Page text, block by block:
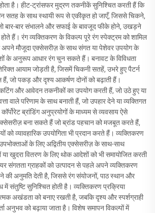
है। हीट-ट्रांसफर मुद्रण तकनीकें सुनिश्चित करती हैं कि
सतह के साथ स्थायी रूप से एकीकृत हो जाएँ, जिससे चिकने,
बार-बार संभालने और सफाई के बावजूद फीके होने, उखड़ने
होते हैं। रंग व्यक्तिकरण के विकल्प पूरे रंग स्पेक्ट्रम को शामिल
अपने मौजूदा एक्सेसरीज़ के साथ संगत या पेशेवर उपयोग के
के अनुरूप आधार रंग चुन सकते हैं। बनावट के विविधता
आयाम जोड़ती है, जिसमें चिकनी सतहें, उभरे हुए पैटर्न
हैं, जो पकड़ और दृश्य आकर्षण दोनों को बढ़ाती हैं।
कटिंग और आवेदन तकनीकों का उपयोग करती हैं, जो उठे हुए या
वाले परिणाम के साथ बनाती हैं, जो उपहार देने या व्यक्तिगत
ब्रांडिंग अनुप्रयोगों के माध्यम से व्यवसाय ऐसे
बना सकते हैं जो ब्रांड पहचान को मजबूत करते हैं,
को व्यावहारिक उपयोगिता भी प्रदान करते हैं। व्यक्तिकरण
के लिए अद्वितीय एक्सेसरीज़ के साथ-साथ
या खुदरा वितरण के लिए थोक आदेशों को भी समायोजित करती
संगतता ग्राहकों को उत्पादन से पहले अपने व्यक्तिकरण
की अनुमति देती है, जिससे रंग संयोजनों, पाठ स्थान और
संतुष्टि सुनिश्चित होती है। व्यक्तिकरण प्रक्रिया
अखंडता को बनाए रखती है, जबकि दृश्य और स्पर्शग्राही
अनुभव को बढ़ाया जाता है। विशेष समापन विकल्पों में